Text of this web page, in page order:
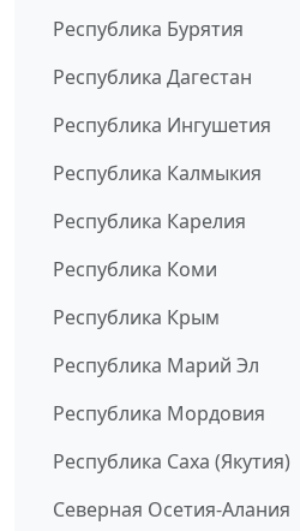
Республика Бурятия
Республика Дагестан
Республика Ингушетия
Республика Калмыкия
Республика Карелия
Республика Коми
Республика Крым
Республика Марий Эл
Республика Мордовия
Республика Саха (Якутия)
Северная Осетия-Алания